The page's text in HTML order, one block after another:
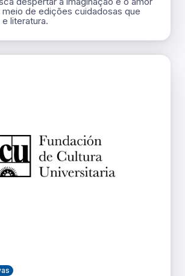
meio de edições cuidadosas que
literatura.